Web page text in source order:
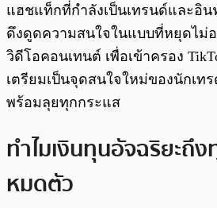
แฮชแท็กที่กำลังเป็นเทรนด์และอิ
ดึงดูดความสนใจในแบบที่หยุดไม่
วิดีโอคอนเทนต์ เพื่อเข้าครอง
เตรียมเป็นจุดสนใจใหม่ของนักเท
พร้อมลุยทุกกระแส
ทำไมเงินทุนอัจฉริยะถึง
หมดตัว